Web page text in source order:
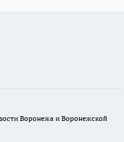
Воронежа и Воронежской